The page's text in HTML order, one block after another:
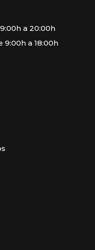
a 20:00h
9:00h a 18:00h